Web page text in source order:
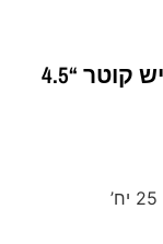
דיסקיות “SAIT” ליטוש אבן ושיש קוטר “4.5